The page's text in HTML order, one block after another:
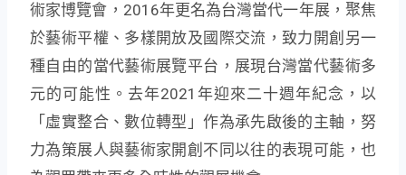
術家博覽會，2016年更名為台灣當代一年展，聚焦
於藝術平權、多樣開放及國際交流，致力開創另一
種自由的當代藝術展覽平台，展現台灣當代藝術多
元的可能性。去年2021年迎來二十週年紀念，以
「虛實整合、數位轉型」作為承先啟後的主軸，努
力為策展人與藝術家開創不同以往的表現可能，也